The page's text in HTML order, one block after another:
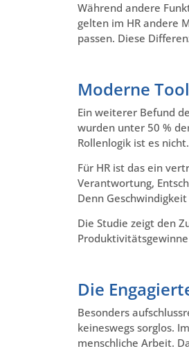
Während andere
gelten im HR andere
passen. Diese
Moderne
Ein weiterer Befund
wurden unter 50 %
Rollenlogik ist es nicht.
Für HR ist das ein
Verantwortung,
Denn
Die Studie zeigt den
Die
Besonders
keineswegs sorglos.
menschliche Arbeit.